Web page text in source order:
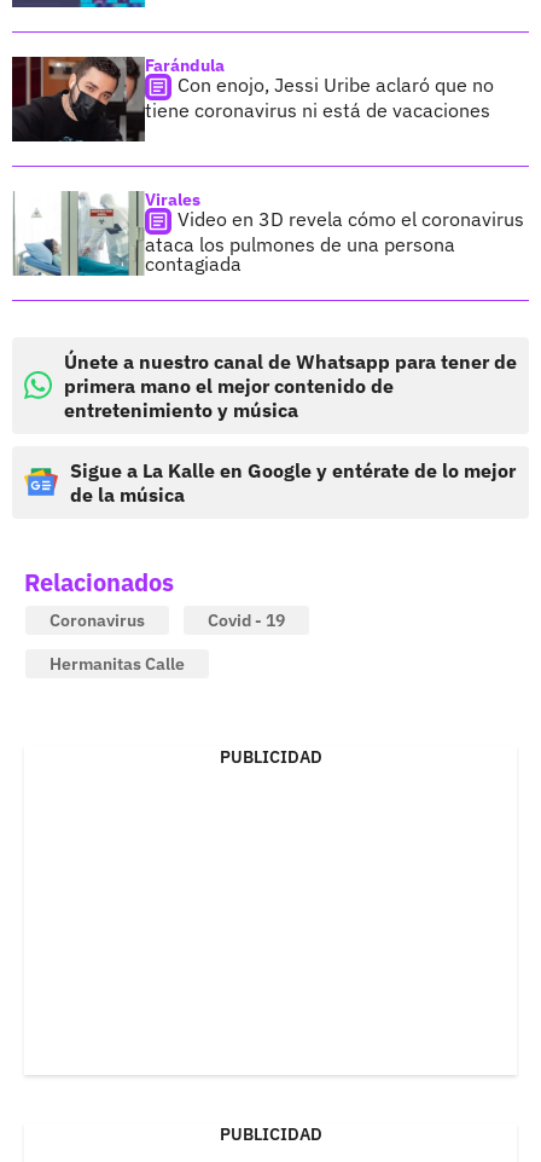
Farándula
Con enojo, Jessi Uribe aclaró que no
tiene coronavirus ni está de vacaciones
Virales
Video en 3D revela cómo el coronavirus
ataca los pulmones de una persona
contagiada
Únete a nuestro canal de Whatsapp para tener de
primera mano el mejor contenido de
entretenimiento y música
Sigue a La Kalle en Google y entérate de lo mejor
de la música
Relacionados
Coronavirus
Covid - 19
Hermanitas Calle
PUBLICIDAD
PUBLICIDAD